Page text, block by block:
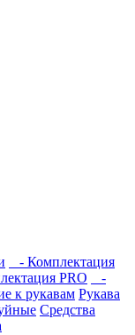
- Комплектация
PRO
-
к рукавам Рукава
Средства